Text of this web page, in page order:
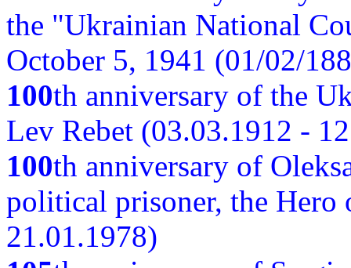
the "Ukrainian National
October 5, 1941 (01/02/
100th anniversary of the
Lev Rebet (03.03.1912 -
100th anniversary of
political prisoner, the
21.01.1978)